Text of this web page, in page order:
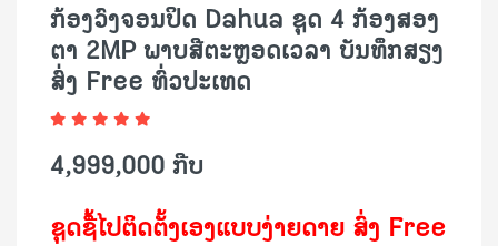
ກ້ອງວົງຈອນປິດ Dahua ຊຸດ 4 ກ້ອງສອງ
ຕາ 2MP ພາບສີຕະຫຼອດເວລາ ບັນທຶກສຽງ
ສົ່ງ Free ທົ່ວປະເທດ
4,999,000 ກີບ
ຊຸດຊື້ໄປຕິດຕັ້ງເອງແບບງ່າຍດາຍ ສົ່ງ Free